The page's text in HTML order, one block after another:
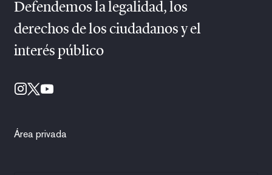
Defendemos la legalidad, los
derechos de los ciudadanos y el
interés público
Área privada